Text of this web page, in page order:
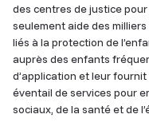
des centres de justice
seulement aide des
liés à la protection de
auprès des enfants
d’application et leur
éventail de services pour
sociaux, de la santé et de